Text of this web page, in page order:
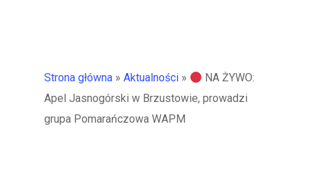
Strona główna » Aktualności »
NA ŻYWO:
Apel Jasnogórski w Brzustowie, prowadzi
grupa Pomarańczowa WAPM